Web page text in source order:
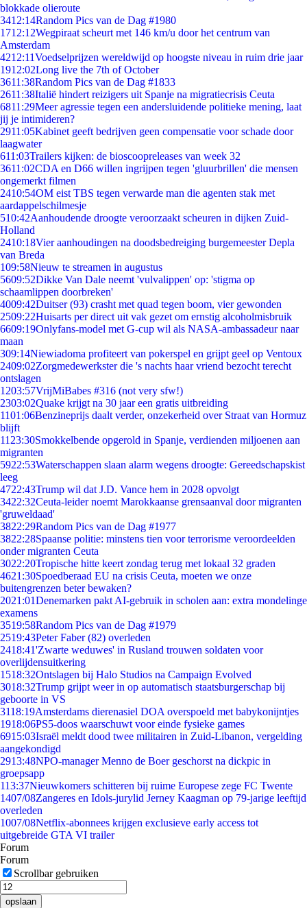
blokkade olieroute
3412:14Random Pics van de Dag #1980
1712:12Wegpiraat scheurt met 146 km/u door het centrum van
Amsterdam
4212:11Voedselprijzen wereldwijd op hoogste niveau in ruim drie jaar
1912:02Long live the 7th of October
3611:38Random Pics van de Dag #1833
2611:38Italië hindert reizigers uit Spanje na migratiecrisis Ceuta
6811:29Meer agressie tegen een andersluidende politieke mening, laat
jij je intimideren?
2911:05Kabinet geeft bedrijven geen compensatie voor schade door
laagwater
611:03Trailers kijken: de bioscoopreleases van week 32
3611:02CDA en D66 willen ingrijpen tegen 'gluurbrillen' die mensen
ongemerkt filmen
2410:54OM eist TBS tegen verwarde man die agenten stak met
aardappelschilmesje
510:42Aanhoudende droogte veroorzaakt scheuren in dijken Zuid-
Holland
2410:18Vier aanhoudingen na doodsbedreiging burgemeester Depla
van Breda
109:58Nieuw te streamen in augustus
5609:52Dikke Van Dale neemt 'vulvalippen' op: 'stigma op
schaamlippen doorbreken'
4009:42Duitser (93) crasht met quad tegen boom, vier gewonden
2509:22Huisarts per direct uit vak gezet om ernstig alcoholmisbruik
6609:19Onlyfans-model met G-cup wil als NASA-ambassadeur naar
maan
309:14Niewiadoma profiteert van pokerspel en grijpt geel op Ventoux
2409:02Zorgmedewerkster die 's nachts haar vriend bezocht terecht
ontslagen
1203:57VrijMiBabes #316 (not very sfw!)
2303:02Quake krijgt na 30 jaar een gratis uitbreiding
1101:06Benzineprijs daalt verder, onzekerheid over Straat van Hormuz
blijft
11 23:30Smokkelbende opgerold in Spanje, verdienden miljoenen aan
migranten
5922:53Waterschappen slaan alarm wegens droogte: Gereedschapskist
leeg
4722:43Trump wil dat J.D. Vance hem in 2028 opvolgt
3422:32Ceuta-leider noemt Marokkaanse grensaanval door migranten
'gruweldaad'
3822:29Random Pics van de Dag #1977
3822:28Spaanse politie: minstens tien voor terrorisme veroordeelden
onder migranten Ceuta
3022:20Tropische hitte keert zondag terug met lokaal 32 graden
4621:30Spoedberaad EU na crisis Ceuta, moeten we onze
buitengrenzen beter bewaken?
2021:01Denemarken pakt AI-gebruik in scholen aan: extra mondelinge
examens
3519:58Random Pics van de Dag #1979
2519:43Peter Faber (82) overleden
2418:41'Zwarte weduwes' in Rusland trouwen soldaten voor
overlijdensuitkering
1518:32Ontslagen bij Halo Studios na Campaign Evolved
3018:32Trump grijpt weer in op automatisch staatsburgerschap bij
geboorte in VS
3118:19Amsterdams dierenasiel DOA overspoeld met babykonijntjes
1918:06PS5-doos waarschuwt voor einde fysieke games
6915:03Israël meldt dood twee militairen in Zuid-Libanon, vergelding
aangekondigd
2913:48NPO-manager Menno de Boer geschorst na dickpic in
groepsapp
113:37Nieuwkomers schitteren bij ruime Europese zege FC Twente
1407/08Zangeres en Idols-jurylid Jerney Kaagman op 79-jarige leeftijd
overleden
1007/08Netflix-abonnees krijgen exclusieve early access tot
uitgebreide GTA VI trailer
Forum
Forum
Scrollbar gebruiken
opslaan